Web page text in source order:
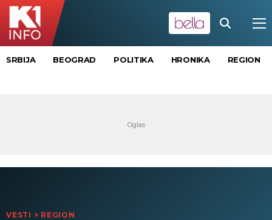
SRBIJA BEOGRAD POLITIKA HRONIKA REGION
VESTI > REGION